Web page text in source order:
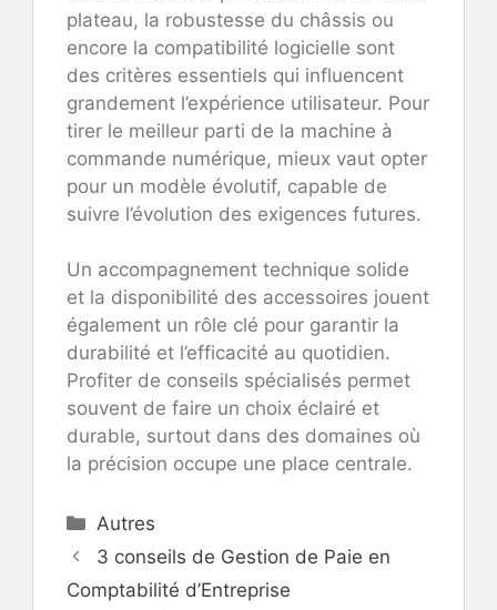
plateau, la robustesse du châssis ou
encore la compatibilité logicielle sont
des critères essentiels qui influencent
grandement l’expérience utilisateur. Pour
tirer le meilleur parti de la machine à
commande numérique, mieux vaut opter
pour un modèle évolutif, capable de
suivre l’évolution des exigences futures.
Un accompagnement technique solide
et la disponibilité des accessoires jouent
également un rôle clé pour garantir la
durabilité et l’efficacité au quotidien.
Profiter de conseils spécialisés permet
souvent de faire un choix éclairé et
durable, surtout dans des domaines où
la précision occupe une place centrale.
Catégories
Autres
3 conseils de Gestion de Paie en
Comptabilité d’Entreprise